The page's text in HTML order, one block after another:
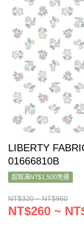
LIBERTY
01666810B
超取滿NT$1,500免運
NT$320 ~ NT$960
NT$260 ~